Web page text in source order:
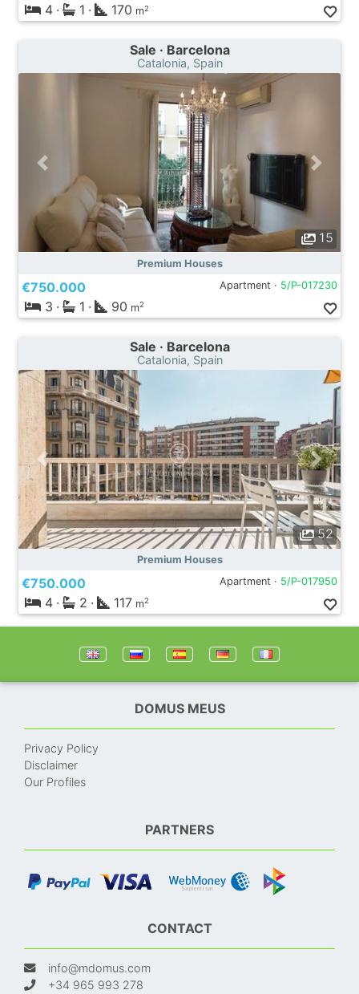
4 · 1 · 170 m2
Sale · Barcelona
Catalonia, Spain
15
Premium Houses
€750.000 Apartment · 5/P-017230
3 · 1 · 90 m2
Sale · Barcelona
Catalonia, Spain
52
Premium Houses
€750.000 Apartment · 5/P-017950
4 · 2 · 117 m2
DOMUS MEUS
Privacy Policy
Disclaimer
Our Profiles
PARTNERS
CONTACT
info@mdomus.com
+34 965 993 278